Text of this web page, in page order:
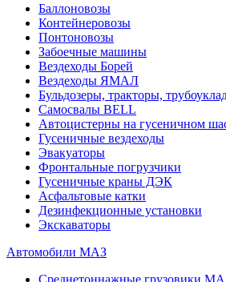
Баллоновозы
Контейнеровозы
Понтоновозы
Забоечные машины
Вездеходы Борей
Вездеходы ЯМАЛ
Бульдозеры, тракторы,
Самосвалы BELL
Автоцистерны на гусеничном
Гусеничные вездеходы
Эвакуаторы
Фронтальные погрузчики
Гусеничные краны ДЭК
Асфальтовые катки
Дезинфекционные установки
Экскаваторы
Автомобили МАЗ
Среднетоннажные грузовики